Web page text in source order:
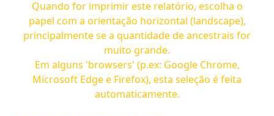
Quando for imprimir este relatório, escolha o
papel com a orientação horizontal (landscape),
principalmente se a quantidade de ancestrais for
muito grande.
Em alguns 'browsers' (p.ex: Google Chrome,
Microsoft Edge e Firefox), esta seleção é feita
automaticamente.